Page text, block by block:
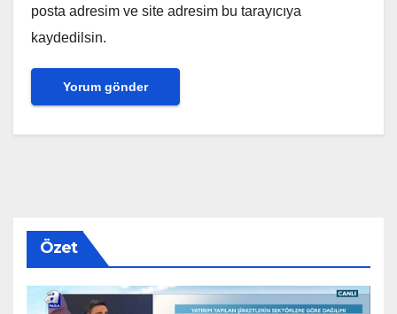
posta adresim ve site adresim bu tarayıcıya
kaydedilsin.
Özet